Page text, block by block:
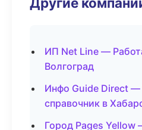
ИП Net Line —
Волгоград
Инфо Guide Direct
справочник в
Город Pages Yellow